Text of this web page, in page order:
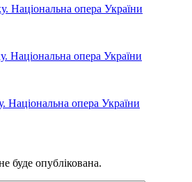
Національна опера України
Національна опера України
Національна опера України
буде опублікована.